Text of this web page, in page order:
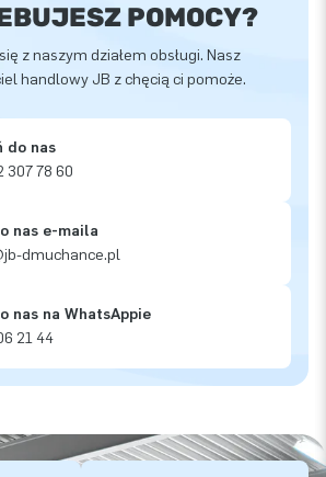
POMOCY?
z naszym działem obsługi. Nasz
handlowy JB z chęcią ci pomoże.
do nas
307 78 60
nas e-maila
dmuchance.pl
nas na WhatsAppie
21 44